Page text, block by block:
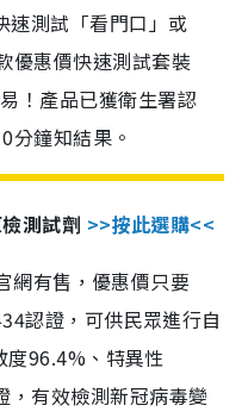
速測試「看門口」或
優惠價快速測試套裝
！產品已獲衛生署認
分鐘知結果。
測試劑 >>按此選購<<
網有售，優惠價只要
認證，可供民眾進行自
96.4%、特異性
，有效檢測新冠病毒變